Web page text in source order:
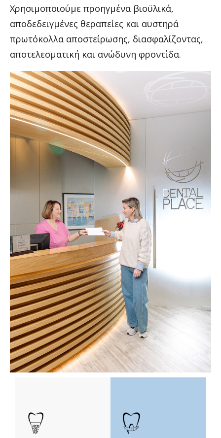
Χρησιμοποιούμε προηγμένα βιοϋλικά,
αποδεδειγμένες θεραπείες και αυστηρά
πρωτόκολλα αποστείρωσης, διασφαλίζοντας,
αποτελεσματική και ανώδυνη φροντίδα.